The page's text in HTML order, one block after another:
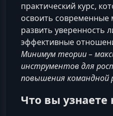
практический курс,
освоить современные
развить уверенность
эффективные
Минимум теории –
инструментов для
повышения командной
Что вы узнаете